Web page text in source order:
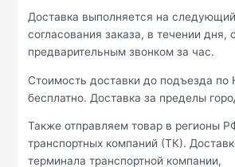
Доставка выполняется на
согласования заказа, в течении дня, с
предварительным звонком за час.
Стоимость доставки до подъезда по
бесплатно. Доставка за пределы
Также отправляем товар в регионы
транспортных компаний (ТК).
терминала транспортной компании,